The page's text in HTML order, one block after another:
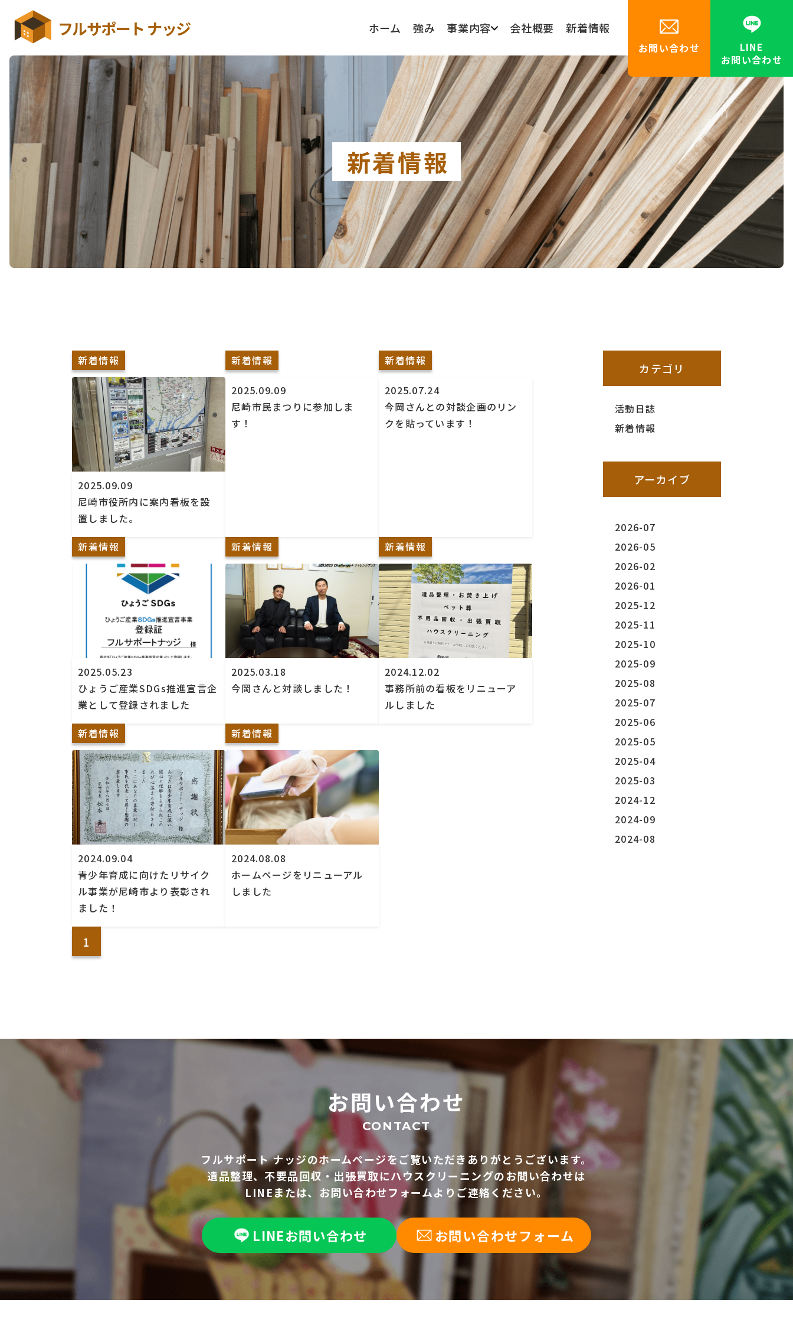
フルサポート ナッジ ホーム 強み 事業内容 会社概要 新着情報
お問い合わせ
LINE
お問い合わせ
新着情報
新着情報
2025.09.09
尼崎市役所内に案内看板を設
置しました。
新着情報
2025.09.09
尼崎市民まつりに参加しま
す！
新着情報
2025.07.24
今岡さんとの対談企画のリン
クを貼っています！
新着情報
2025.05.23
ひょうご産業SDGs推進宣言企
業として登録されました
新着情報
2025.03.18
今岡さんと対談しました！
新着情報
2024.12.02
事務所前の看板をリニューア
ルしました
新着情報
2024.09.04
青少年育成に向けたリサイク
ル事業が尼崎市より表彰され
ました！
新着情報
2024.08.08
ホームページをリニューアル
しました
1
カテゴリ
活動日誌
新着情報
アーカイブ
2026-07
2026-05
2026-02
2026-01
2025-12
2025-11
2025-10
2025-09
2025-08
2025-07
2025-06
2025-05
2025-04
2025-03
2024-12
2024-09
2024-08
お問い合わせ
CONTACT
フルサポート ナッジのホームページをご覧いただきありがとうございます。
遺品整理、不要品回収・出張買取にハウスクリーニングのお問い合わせは
LINEまたは、お問い合わせフォームより ご連絡ください。
LINEお問い合わせ お問い合わせフォーム